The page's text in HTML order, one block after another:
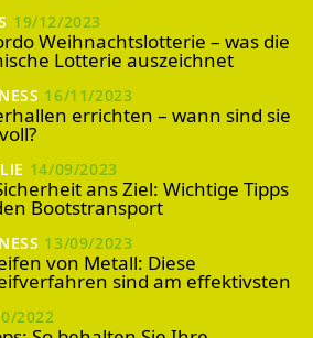
19/12/2023
Weihnachtslotterie – was die
Lotterie auszeichnet
16/11/2023
errichten – wann sind sie
14/09/2023
ans Ziel: Wichtige Tipps
Bootstransport
13/09/2023
von Metall: Diese
sind am effektivsten
2022